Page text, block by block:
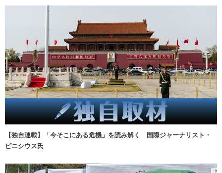
【独自連載】「今そこにある危機」を読み解く 国際ジャーナリスト・
ビニシウス氏